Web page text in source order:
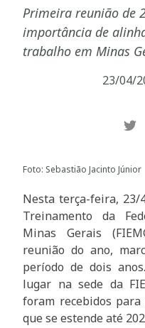
Primeira reunião de
importância de
trabalho em Minas
23/04/
Foto: Sebastião Jacinto Júnior
Nesta terça-feira, 23/
Treinamento da
Minas Gerais
reunião do ano,
período de dois
lugar na sede da
foram recebidos
que se estende até